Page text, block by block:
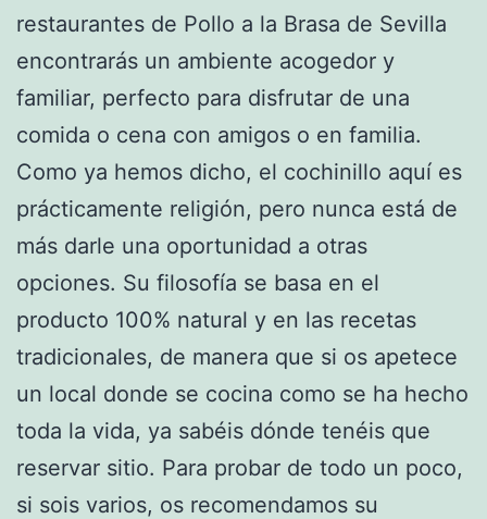
restaurantes de Pollo a la Brasa de Sevilla
encontrarás un ambiente acogedor y
familiar, perfecto para disfrutar de una
comida o cena con amigos o en familia.
Como ya hemos dicho, el cochinillo aquí es
prácticamente religión, pero nunca está de
más darle una oportunidad a otras
opciones. Su filosofía se basa en el
producto 100% natural y en las recetas
tradicionales, de manera que si os apetece
un local donde se cocina como se ha hecho
toda la vida, ya sabéis dónde tenéis que
reservar sitio. Para probar de todo un poco,
si sois varios, os recomendamos su